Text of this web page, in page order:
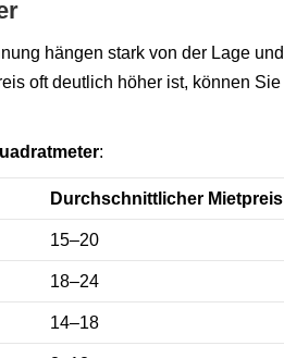
hängen stark von der Lage
oft deutlich höher ist, können
:
Durchschnittlicher
15–20
18–24
14–18